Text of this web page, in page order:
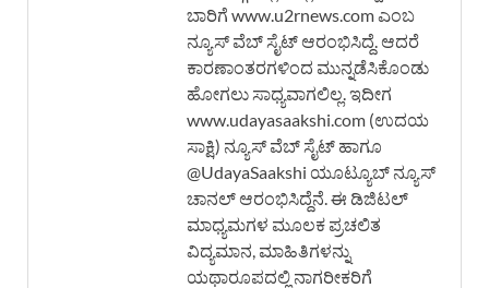
ಬಾರಿಗೆ www.u2rnews.com ಎಂಬ
ನ್ಯೂಸ್ ವೆಬ್ ಸೈಟ್ ಆರಂಭಿಸಿದ್ದೆ. ಆದರೆ
ಕಾರಣಾಂತರಗಳಿಂದ ಮುನ್ನಡೆಸಿಕೊಂಡು
ಹೋಗಲು ಸಾಧ್ಯವಾಗಲಿಲ್ಲ. ಇದೀಗ
www.udayasaakshi.com (ಉದಯ
ಸಾಕ್ಷಿ) ನ್ಯೂಸ್ ವೆಬ್ ಸೈಟ್ ಹಾಗೂ
@UdayaSaakshi ಯೂಟ್ಯೂಬ್ ನ್ಯೂಸ್
ಚಾನಲ್ ಆರಂಭಿಸಿದ್ದೆನೆ. ಈ ಡಿಜಿಟಲ್
ಮಾಧ್ಯಮಗಳ ಮೂಲಕ ಪ್ರಚಲಿತ
ವಿದ್ಯಮಾನ, ಮಾಹಿತಿಗಳನ್ನು
ಯಥಾರೂಪದಲ್ಲಿ ನಾಗರೀಕರಿಗೆ